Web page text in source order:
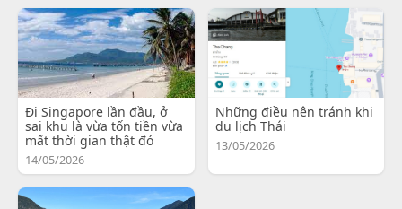
Đi Singapore lần đầu, ở
sai khu là vừa tốn tiền vừa
mất thời gian thật đó
14/05/2026
Những điều nên tránh khi
du lịch Thái
13/05/2026